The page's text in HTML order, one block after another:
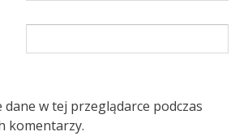
w tej przeglądarce podczas
komentarzy.